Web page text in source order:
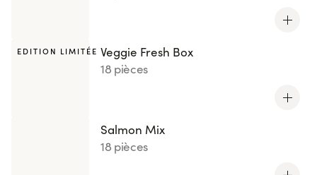
EDITION LIMITÉE Veggie Fresh Box
18 pièces
Salmon Mix
18 pièces